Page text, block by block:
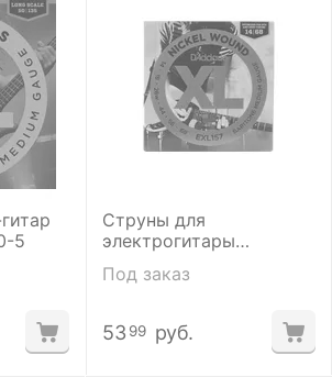
5
Струны для
электрогитары
Под заказ
53 99 руб.